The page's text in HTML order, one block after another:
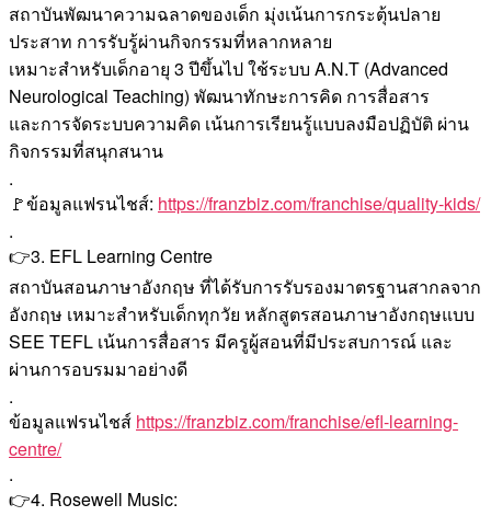
สถาบันพัฒนาความฉลาดของเด็ก มุ่งเน้นการกระตุ้นปลาย
ประสาท การรับรู้ผ่านกิจกรรมที่หลากหลาย
เหมาะสำหรับเด็กอายุ 3 ปีขึ้นไป ใช้ระบบ A.N.T (Advanced
Neurological Teaching) พัฒนาทักษะการคิด การสื่อสาร
และการจัดระบบความคิด เน้นการเรียนรู้แบบลงมือปฏิบัติ ผ่าน
กิจกรรมที่สนุกสนาน
.
🚩ข้อมูลแฟรนไชส์: https://franzbiz.com/franchise/quality-kids/
.
👉3. EFL Learning Centre
สถาบันสอนภาษาอังกฤษ ที่ได้รับการรับรองมาตรฐานสากลจาก
อังกฤษ เหมาะสำหรับเด็กทุกวัย หลักสูตรสอนภาษาอังกฤษแบบ
SEE TEFL เน้นการสื่อสาร มีครูผู้สอนที่มีประสบการณ์ และ
ผ่านการอบรมมาอย่างดี
.
ข้อมูลแฟรนไชส์ https://franzbiz.com/franchise/efl-learning-
centre/
.
👉4. Rosewell Music: